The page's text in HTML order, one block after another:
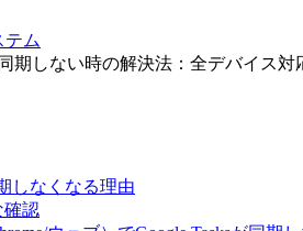
テム
同期しない時の解決法：全デバイス対
しなくなる理由
確認